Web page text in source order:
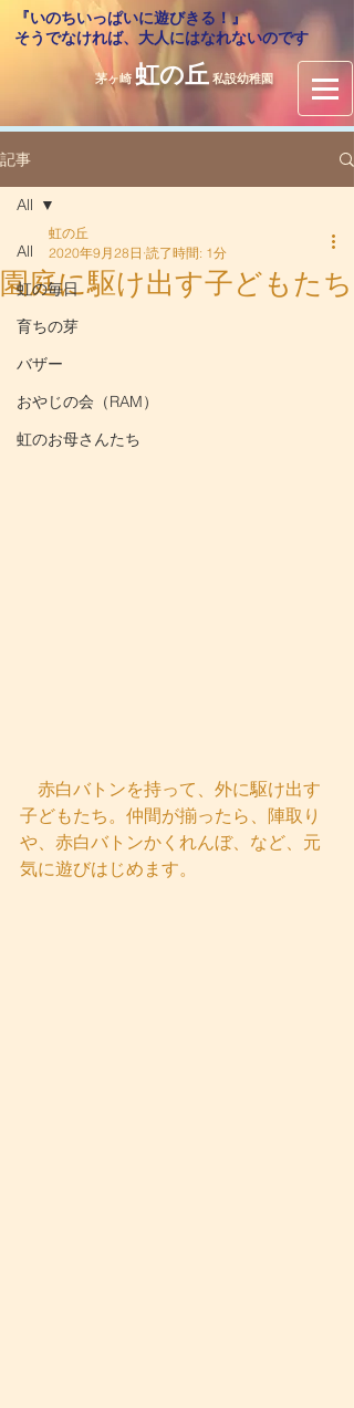
『いのちいっぱいに遊びきる！』
​そうでなければ、大人にはなれないのです
茅ヶ崎 虹の丘 私設幼稚園
記事
All
虹の毎日
育ちの芽
バザー
おやじの会（RAM）
虹のお母さんたち
All
園庭に駆け出す子どもたち
虹の丘
2020年9月28日 読了時間: 1分
赤白バトンを持って、外に駆け出す
子どもたち。仲間が揃ったら、陣取り
や、赤白バトンかくれんぼ、など、元
気に遊びはじめます。